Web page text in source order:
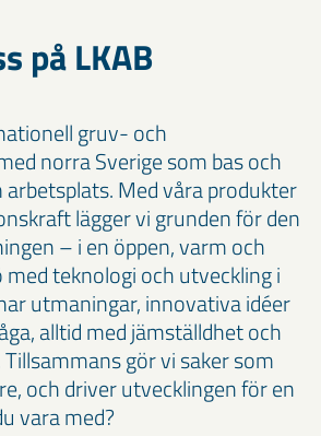
på LKAB
gruv- och
norra Sverige som bas och
arbetsplats. Med våra produkter
lägger vi grunden för den
– i en öppen, varm och
teknologi och utveckling i
utmaningar, innovativa idéer
alltid med jämställdhet och
gör vi saker som
och driver utvecklingen för en
vara med?